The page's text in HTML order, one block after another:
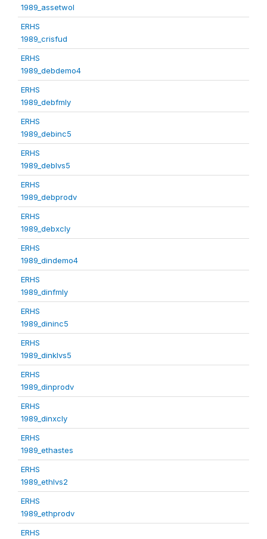
1989_assetwol
ERHS
1989_crisfud
ERHS
1989_debdemo4
ERHS
1989_debfmly
ERHS
1989_debinc5
ERHS
1989_deblvs5
ERHS
1989_debprodv
ERHS
1989_debxcly
ERHS
1989_dindemo4
ERHS
1989_dinfmly
ERHS
1989_dininc5
ERHS
1989_dinklvs5
ERHS
1989_dinprodv
ERHS
1989_dinxcly
ERHS
1989_ethastes
ERHS
1989_ethlvs2
ERHS
1989_ethprodv
ERHS